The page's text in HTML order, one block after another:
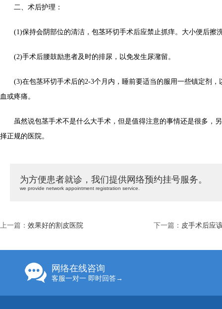
二、术后护理：
(1)保持会阴部位的清洁，包茎环切手术后应禁止抓痒。大小便后擦
(2)手术后腰鼓励患者及时的排尿，以免发生尿潴留。
(3)在包茎环切手术后的2-3个月内，睡前要适当的服用一些镇定剂，
血或疼痛。
虽然说包茎手术不是什么大手术，但是值得注意的事情还是很多，
择正规的医院。
为方便患者就诊，我们提供网络预约挂号服务。
we provide network appointment registration service.
上一篇： 效果好的割皮医院 下一篇： 皮手术后应
网络在线咨询
客服一对一 即时回答→